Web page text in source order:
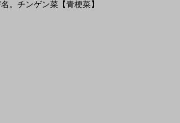
。チンゲン菜【青梗菜】